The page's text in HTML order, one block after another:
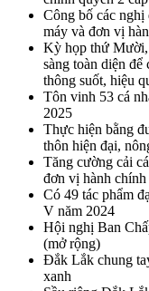
Công bố các nghị
máy và đơn vị
Kỳ họp thứ
sàng toàn diện
thông suốt, hiệu
Tôn vinh 53 cá
2025
Thực hiện bằng
thôn hiện đại,
Tăng cường cải
đơn vị hành chính
Có 49 tác phẩm
V năm 2024
Hội nghị Ban
(mở rộng)
Đắk Lắk chung
xanh